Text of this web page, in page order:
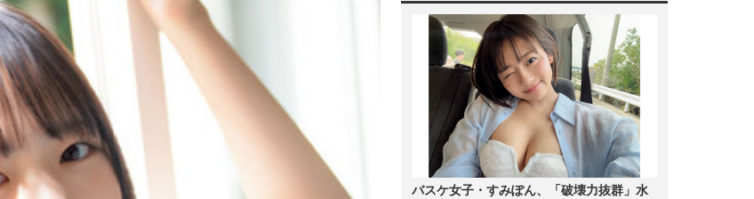
バスケ女子・すみぽん、「破壊力抜群」水